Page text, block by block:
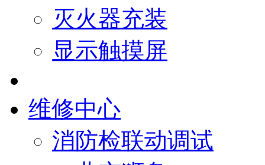
灭火器充装
显示触摸屏
维修中心
消防检联动调试